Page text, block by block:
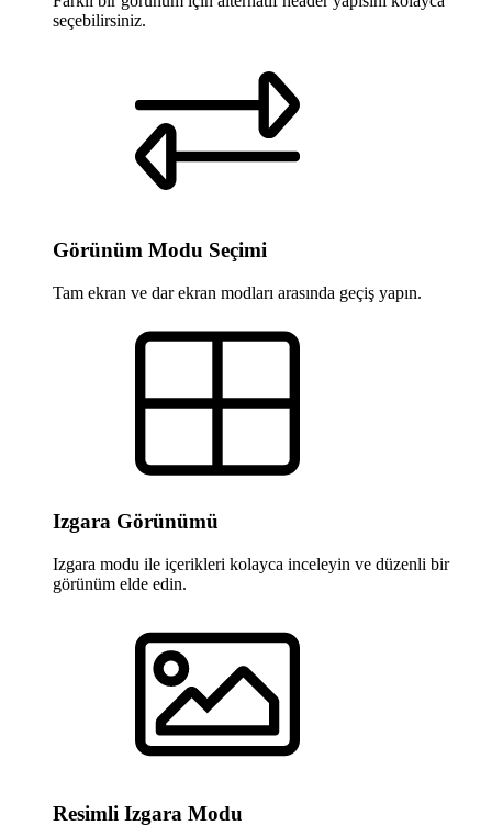
seçebilirsiniz.
Görünüm Modu Seçimi
Tam ekran ve dar ekran modları arasında geçiş yapın.
Izgara Görünümü
Izgara modu ile içerikleri kolayca inceleyin ve düzenli bir
görünüm elde edin.
Resimli Izgara Modu